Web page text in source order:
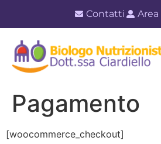
Contatti
Pagamento
[woocommerce_checkout]